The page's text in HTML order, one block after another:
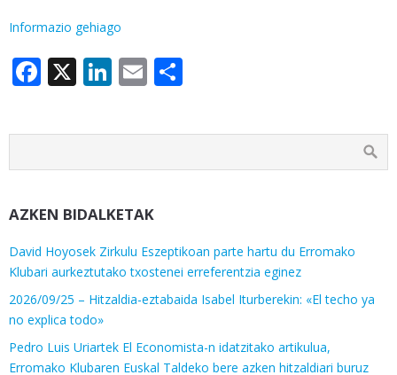
Informazio gehiago
Facebook
X LinkedIn
Email
AZKEN BIDALKETAK
David Hoyosek Zirkulu Eszeptikoan parte hartu du Erromako
Klubari aurkeztutako txostenei erreferentzia eginez
2026/09/25 – Hitzaldia-eztabaida Isabel Iturberekin: «El techo ya
no explica todo»
Pedro Luis Uriartek El Economista-n idatzitako artikulua,
Erromako Klubaren Euskal Taldeko bere azken hitzaldiari buruz